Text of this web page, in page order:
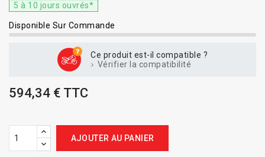
5 à 10 jours ouvrés*
Disponible Sur Commande
Ce produit est-il compatible ?
Vérifier la compatibilité
594,34 € TTC
AJOUTER AU PANIER